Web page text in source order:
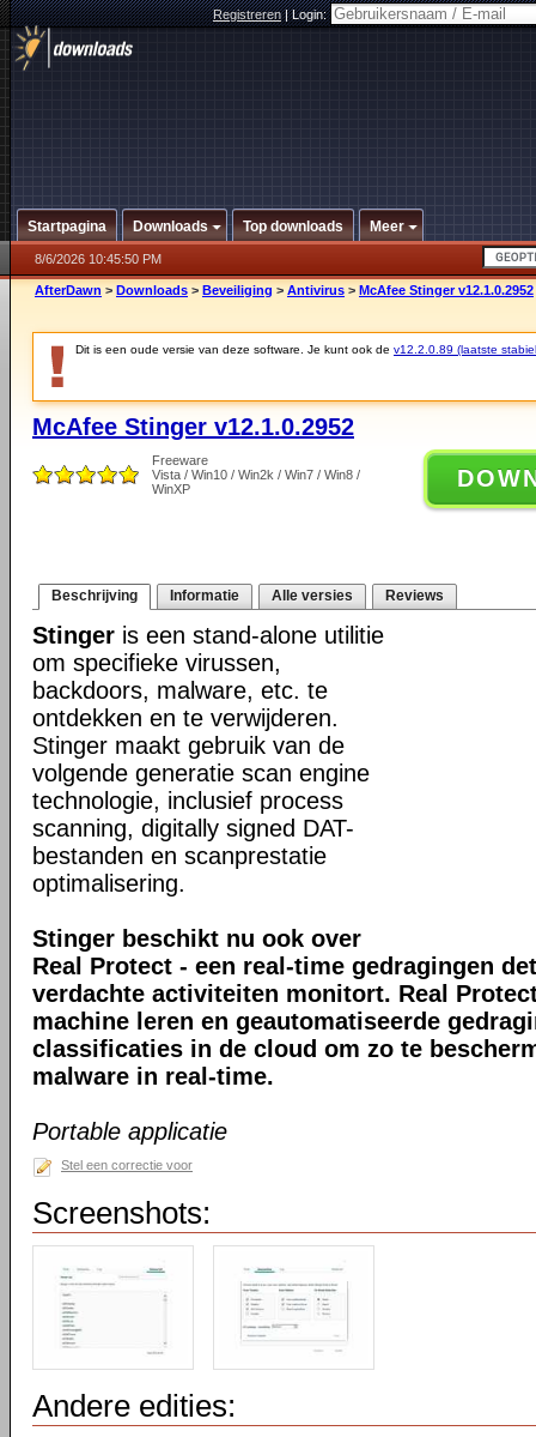
Registreren|Login:
Startpagina Downloads Top downloads Meer
8/6/2026 10:45:50 PM
AfterDawn > Downloads > Beveiliging > Antivirus > McAfee Stinger v12.1.0.2952
Dit is een oude versie van deze software. Je kunt ook de v12.2.0.89 (laatste
McAfee Stinger v12.1.0.2952
Freeware
Vista / Win10 / Win2k / Win7 / Win8 /
WinXP
Beschrijving Informatie Alle versies Reviews
Stinger is een stand-alone utilitie
om specifieke virussen,
backdoors, malware, etc. te
ontdekken en te verwijderen.
Stinger maakt gebruik van de
volgende generatie scan engine
technologie, inclusief process
scanning, digitally signed DAT-
bestanden en scanprestatie
optimalisering.
Stinger beschikt nu ook over
Real Protect - een real-time gedragingen
verdachte activiteiten monitort. Real
machine leren en geautomatiseerde
classificaties in de cloud om zo te
malware in real-time.
Portable applicatie
Stel een correctie voor
Screenshots:
Andere edities: